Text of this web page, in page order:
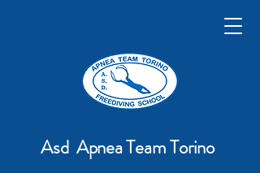
Asd Apnea Team Torino